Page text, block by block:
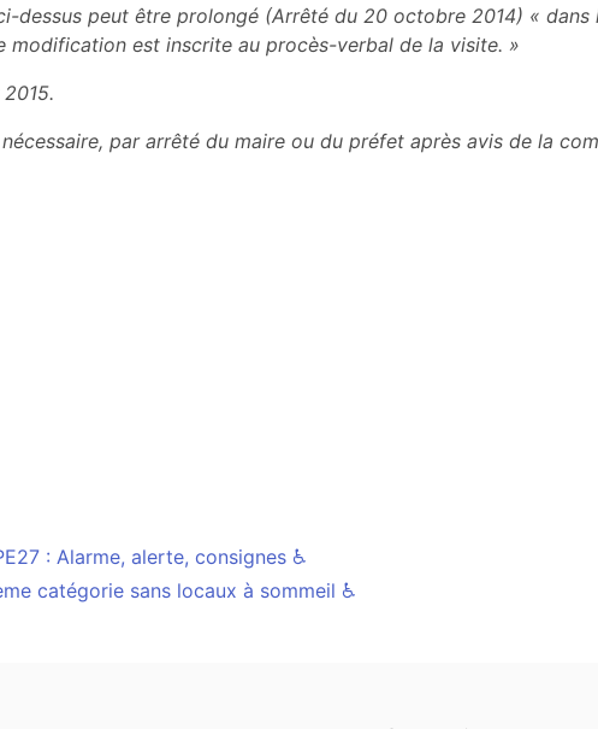
peut être prolongé (Arrêté du 20 octobre 2014) « dans
est inscrite au procès-verbal de la visite. »
par arrêté du maire ou du préfet après avis de la
: Alarme, alerte, consignes ♿
catégorie sans locaux à sommeil ♿